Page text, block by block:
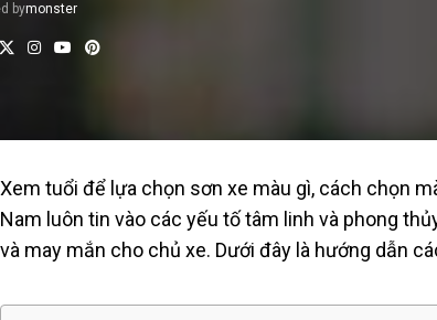
bymonster
Xem tuổi để lựa chọn sơn xe màu gì, cách chọn
Nam luôn tin vào các yếu tố tâm linh và phong
và may mắn cho chủ xe. Dưới đây là hướng dẫn